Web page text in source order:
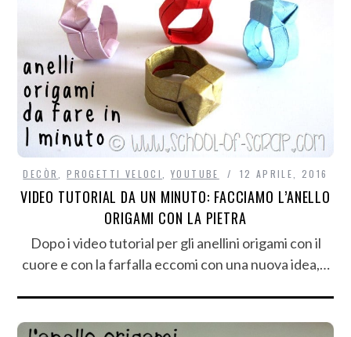
DECÒR ,PROGETTI VELOCI YOUTUBE 12 APRILE, 2016
VIDEO TUTORIAL DA UN MINUTO: FACCIAMO L’ANELLO
ORIGAMI CON LA PIETRA
Dopo i video tutorial per gli anellini origami con il
cuore e con la farfalla eccomi con una nuova idea,…